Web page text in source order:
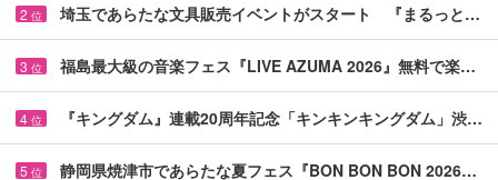
2 位 埼玉であらたな文具販売イベントがスタート 『まるっと…
3 位 福島最大級の音楽フェス『LIVE AZUMA 2026』無料で楽…
4 位 『キングダム』連載20周年記念「キンキンキングダム」渋…
5 位 静岡県焼津市であらたな夏フェス『BON BON BON 2026…